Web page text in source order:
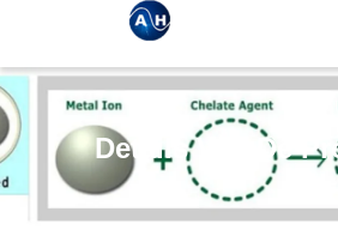
Details Van De